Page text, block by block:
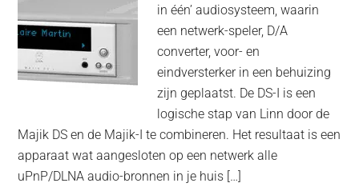
in één’ audiosysteem, waarin
een netwerk-speler, D/A
converter, voor- en
eindversterker in een behuizing
zijn geplaatst. De DS-I is een
logische stap van Linn door de
Majik DS en de Majik-I te combineren. Het resultaat is een
apparaat wat aangesloten op een netwerk alle
uPnP/DLNA audio-bronnen in je huis […]